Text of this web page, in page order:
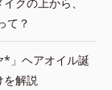
て？
*」ヘアオイル誕
を解説